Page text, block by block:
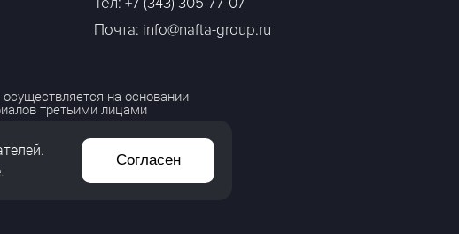
Почта: info@nafta-group.ru
на основании
третьими лицами
Согласен